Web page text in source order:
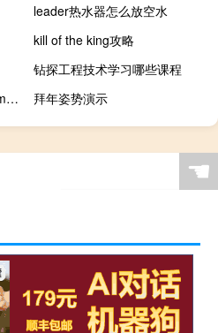
leader热水器怎么放空水
kill of the king攻略
钻探工程技术学习哪些课程
what time is it教案（what time is it教案）
拜年姿势演示
☚